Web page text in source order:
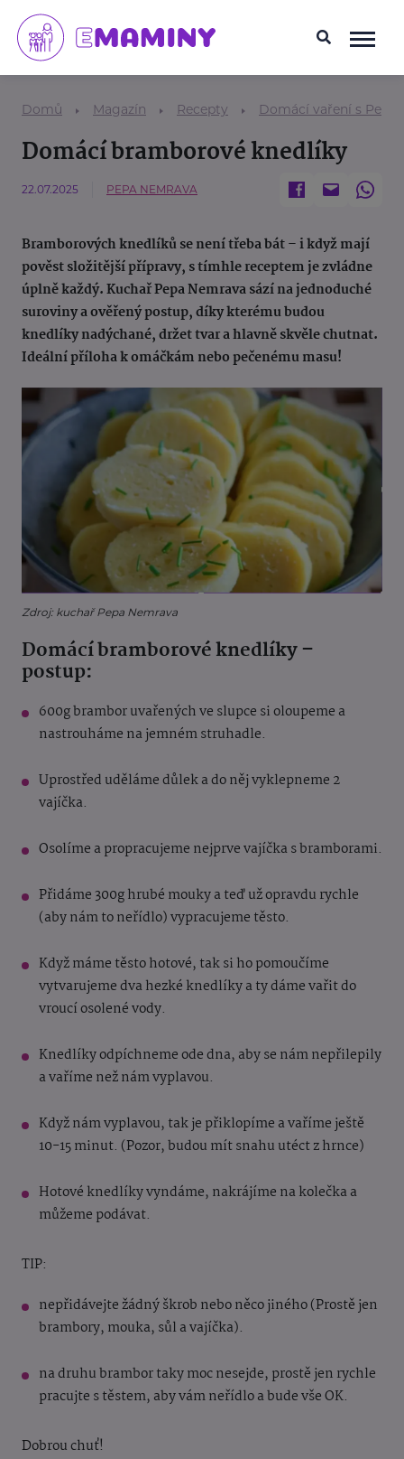
Domů Magazín Recepty Domácí vaření s
Domácí bramborové knedlíky
22.07.2025 PEPA NEMRAVA
Bramborových knedlíků se není třeba bát – i když mají
pověst složitější přípravy, s tímhle receptem je zvládne
úplně každý. Kuchař Pepa Nemrava sází na jednoduché
suroviny a ověřený postup, díky kterému budou
knedlíky nadýchané, držet tvar a hlavně skvěle chutnat.
Ideální příloha k omáčkám nebo pečenému masu!
Zdroj: kuchař Pepa Nemrava
Domácí bramborové knedlíky –
postup:
600g brambor uvařených ve slupce si oloupeme a
nastrouháme na jemném struhadle.
Uprostřed uděláme důlek a do něj vyklepneme 2
vajíčka.
Osolíme a propracujeme nejprve vajíčka s bramborami.
Přidáme 300g hrubé mouky a teď už opravdu rychle
(aby nám to neřídlo) vypracujeme těsto.
Když máme těsto hotové, tak si ho pomoučíme
vytvarujeme dva hezké knedlíky a ty dáme vařit do
vroucí osolené vody.
Knedlíky odpíchneme ode dna, aby se nám nepřilepily
a vaříme než nám vyplavou.
Když nám vyplavou, tak je přiklopíme a vaříme ještě
10-15 minut. (Pozor, budou mít snahu utéct z hrnce)
Hotové knedlíky vyndáme, nakrájíme na kolečka a
můžeme podávat.
TIP:
nepřidávejte žádný škrob nebo něco jiného (Prostě jen
brambory, mouka, sůl a vajíčka).
na druhu brambor taky moc nesejde, prostě jen rychle
pracujte s těstem, aby vám neřídlo a bude vše OK.
Dobrou chuť!